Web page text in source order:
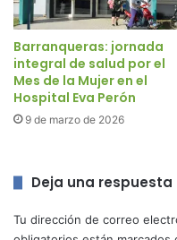
Barranqueras: jornada
integral de salud por el
Mes de la Mujer en el
Hospital Eva Perón
9 de marzo de 2026
Deja una respuesta
Tu dirección de correo